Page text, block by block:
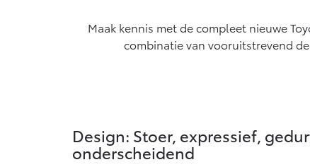
Proace Max (excl. BTW)
OOK ALS BATTERIJ-
Vanaf € 46.301,-
Maak kennis met de compleet nieuwe
combinatie van vooruitstrevend
Design: Stoer, expressief,
onderscheidend